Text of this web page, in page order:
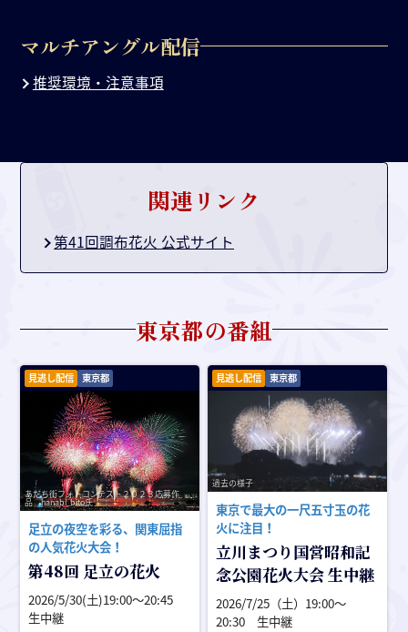
マルチアングル配信
推奨環境・注意事項
関連リンク
第41回調布花火 公式サイト
東京都の番組
見逃し配信 東京都
あだち街フォトコンテスト２０２３応募作
品 hanabi_bito氏
足立の夜空を彩る、関東屈指
の人気花火大会！
第48回 足立の花火
2026/5/30(土)19:00〜20:45
生中継
見逃し配信 東京都
過去の様子
東京で最大の一尺五寸玉の花
火に注目！
立川まつり国営昭和記
念公園花火大会 生中継
2026/7/25（土）19:00〜
20:30 生中継